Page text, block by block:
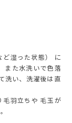
湿った状態） に
また水洗いで色落
洗い、洗濯後は直
羽立ちや 毛玉が